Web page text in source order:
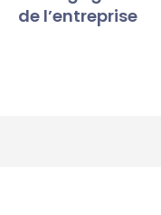
de l’entreprise